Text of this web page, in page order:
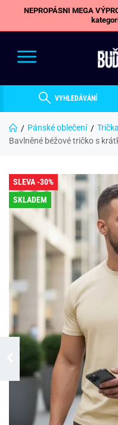
NEPROPÁSNI MEGA
VYHLEDÁVÁNÍ
Pánské oblečení Trička
Bavlněné béžové tričko s
SLEVA -30%
SKLADEM